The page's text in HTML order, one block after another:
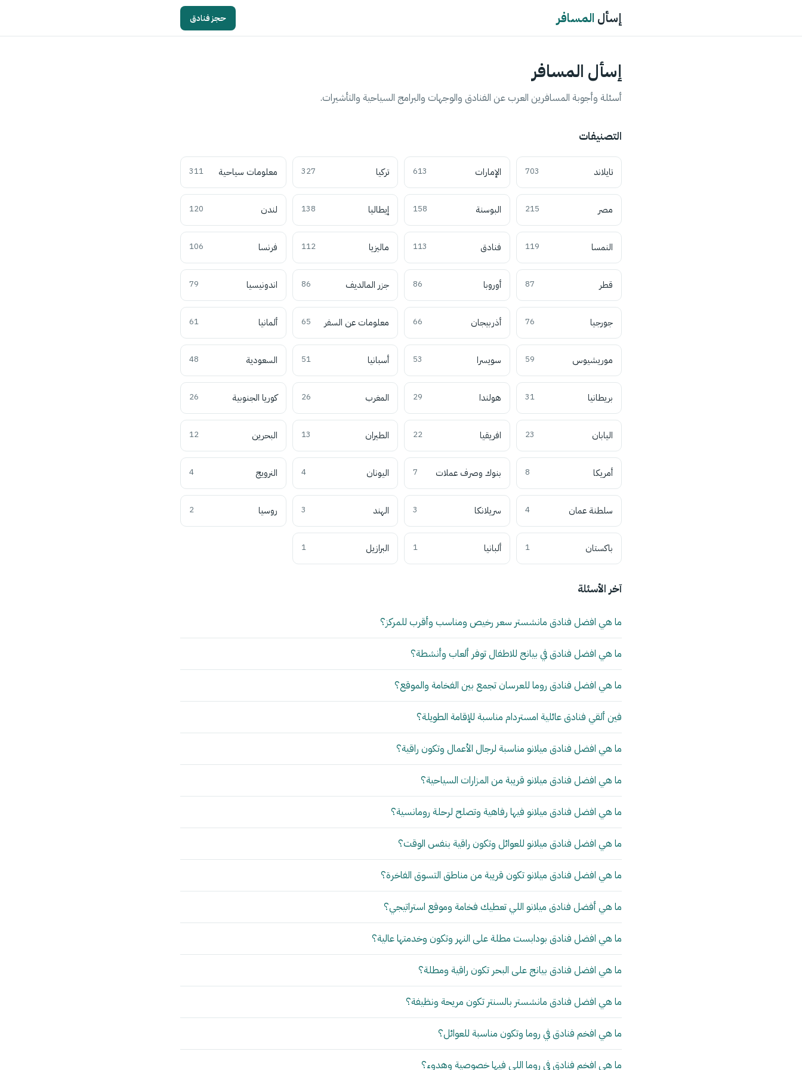
إسأل المسافر حجز فنادق
إسأل المسافر
أسئلة وأجوبة المسافرين العرب عن الفنادق والوجهات والبرامج السياحية والتأشيرات.
التصنيفات
تايلاند 703 الإمارات 613 تركيا 327 معلومات سياحية 311
مصر 215 البوسنة 158 إيطاليا 138 لندن 120
النمسا 119 فنادق 113 ماليزيا 112 فرنسا 106
قطر 87 أوروبا 86 جزر المالديف 86 اندونيسيا 79
جورجيا 76 أذربيجان 66 معلومات عن السفر 65 ألمانيا 61
موريشيوس 59 سويسرا 53 أسبانيا 51 السعودية 48
بريطانيا 31 هولندا 29 المغرب 26 كوريا الجنوبية 26
اليابان 23 افريقيا 22 الطيران 13 البحرين 12
أمريكا 8 بنوك وصرف عملات 7 اليونان 4 النرويج 4
سلطنة عمان 4 سريلانكا 3 الهند 3 روسيا 2
باكستان 1 ألبانيا 1 البرازيل 1
آخر الأسئلة
ما هي افضل فنادق مانشستر سعر رخيص ومناسب وأقرب للمركز؟
ما هي افضل فنادق في بيانج للاطفال توفر ألعاب وأنشطة؟
ما هي افضل فنادق روما للعرسان تجمع بين الفخامة والموقع؟
فين ألقي فنادق عائلية امستردام مناسبة للإقامة الطويلة؟
ما هي افضل فنادق ميلانو مناسبة لرجال الأعمال وتكون راقية؟
ما هي افضل فنادق ميلانو قريبة من المزارات السياحية؟
ما هي افضل فنادق ميلانو فيها رفاهية وتصلح لرحلة رومانسية؟
ما هي افضل فنادق ميلانو للعوائل وتكون راقية بنفس الوقت؟
ما هي افضل فنادق ميلانو تكون قريبة من مناطق التسوق الفاخرة؟
ما هي أفضل فنادق ميلانو اللي تعطيك فخامة وموقع استراتيجي؟
ما هي افضل فنادق بودابست مطلة على النهر وتكون وخدمتها عالية؟
ما هي افضل فنادق بيانج على البحر تكون راقية ومطلة؟
ما هي افضل فنادق مانشستر بالسنتر تكون مريحة ونظيفة؟
ما هي افخم فنادق في روما وتكون مناسبة للعوائل؟
ما هي افخم فنادق في روما اللي فيها خصوصية وهدوء؟